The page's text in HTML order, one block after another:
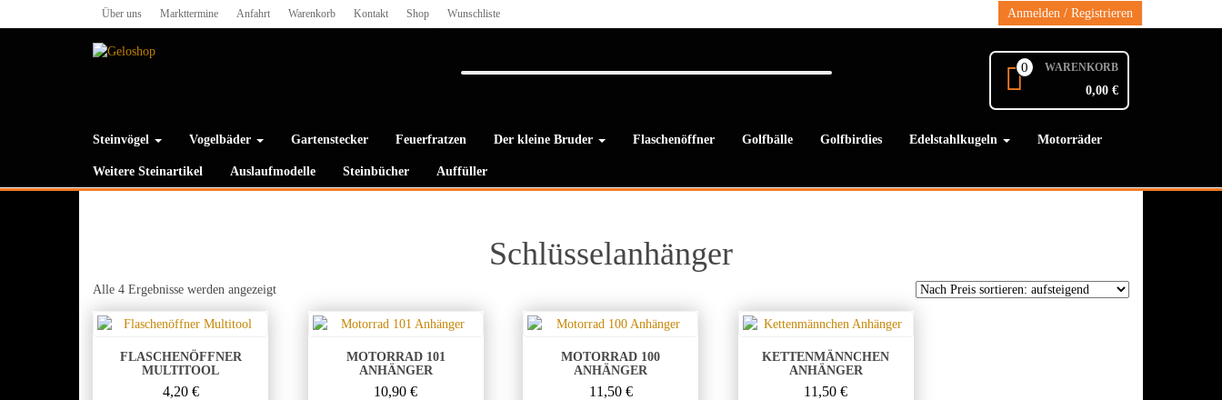
to
Über uns Markttermine Anfahrt Warenkorb Kontakt Shop Wunschliste Anmelden / Registrieren
0 WARENKORB
0,00 €
Steinvögel Vogelbäder Gartenstecker Feuerfratzen Der kleine Bruder Flaschenöffner Golfbälle Golfbirdies Edelstahlkugeln Motorräder
Weitere Steinartikel Auslaufmodelle Steinbücher Auffüller
Schlüsselanhänger
Alle 4 Ergebnisse werden angezeigtNach
sortiert:
FLASCHENÖFFNER
MULTITOOL
4,20 €
MOTORRAD 101
ANHÄNGER
10,90€
MOTORRAD 100
ANHÄNGER
11,50 €
KETTENMÄNNCHEN
ANHÄNGER
11,50€